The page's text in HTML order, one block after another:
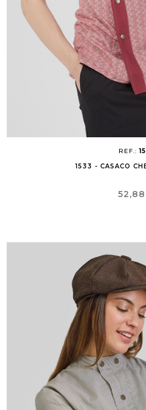
REF.:
1533 - CASACO
Preço